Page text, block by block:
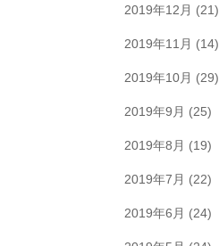
2019年12月 (21)
2019年11月 (14)
2019年10月 (29)
2019年9月 (25)
2019年8月 (19)
2019年7月 (22)
2019年6月 (24)